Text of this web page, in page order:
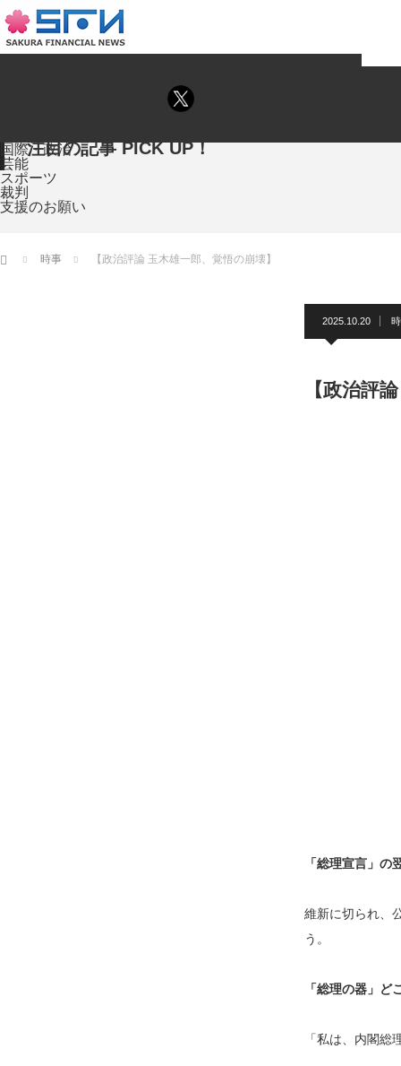
国際・政治
芸能
スポーツ
裁判
支援のお願い
注目の記事 PICK UP！
ホーム 時事 【政治評論 玉木雄一郎、覚悟の崩壊】
2025.10.20
【政治評
「総理宣言」の
維新に切られ、
う。
「総理の器」ど
「私は、内閣総